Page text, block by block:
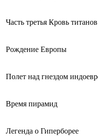
Часть третья Кровь титанов
Рождение Европы
Полет над гнездом
Время пирамид
Легенда о Гиперборее